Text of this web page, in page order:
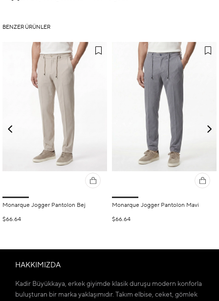
BENZER ÜRÜNLER
Monarque Jogger Pantolon Bej
$66.64
Monarque Jogger Pantolon Mavi
$66.64
HAKKIMIZDA
Kadir Büyükkaya, erkek giyimde klasik duruşu modern konforla
buluşturan bir marka yaklaşımıdır. Takım elbise, ceket, gömlek